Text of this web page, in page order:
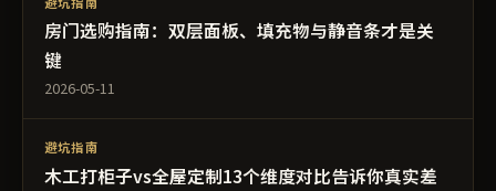
房门选购指南：双层面板、填充物与静音条才是关
键
2026-05-11
避坑指南
木工打柜子vs全屋定制13个维度对比告诉你真实差